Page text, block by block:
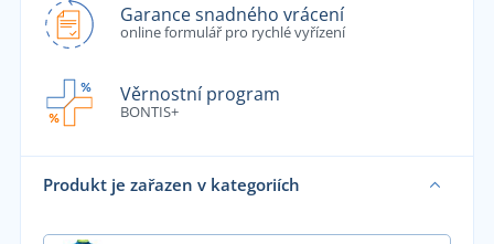
Garance snadného vrácení
online formulář pro rychlé vyřízení
Věrnostní program
BONTIS+
Produkt je zařazen v kategoriích